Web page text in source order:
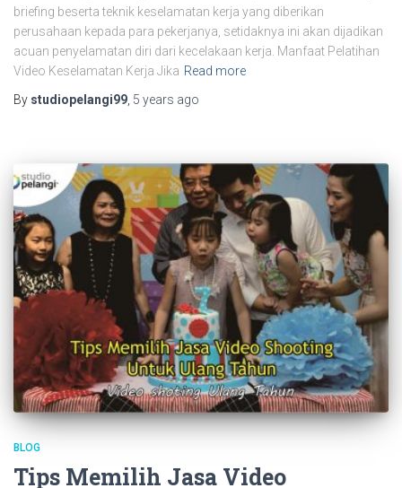
briefing beserta teknik keselamatan kerja yang diberikan
perusahaan kepada para pekerjanya, setidaknya ini akan dijadikan
acuan penyelamatan diri dari kecelakaan kerja. Manfaat Pelatihan
Video Keselamatan Kerja Jika Read more
By studiopelangi99 5 years ago
BLOG
Tips Memilih Jasa Video